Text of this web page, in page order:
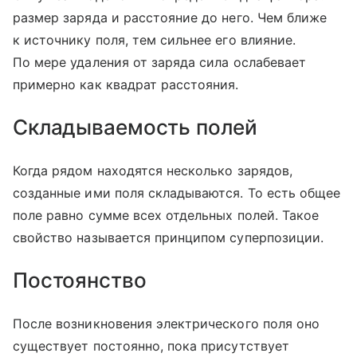
размер заряда и расстояние до него. Чем ближе
к источнику поля, тем сильнее его влияние.
По мере удаления от заряда сила ослабевает
примерно как квадрат расстояния.
Складываемость полей
Когда рядом находятся несколько зарядов,
созданные ими поля складываются. То есть общее
поле равно сумме всех отдельных полей. Такое
свойство называется принципом суперпозиции.
Постоянство
После возникновения электрического поля оно
существует постоянно, пока присутствует